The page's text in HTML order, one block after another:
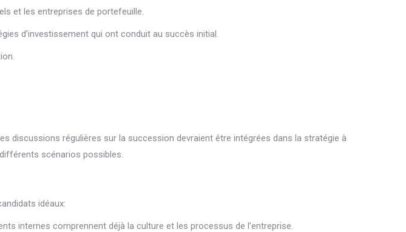
et les entreprises de portefeuille.
d’investissement qui ont conduit au succès initial.
discussions régulières sur la succession devraient être intégrées dans la stratégie à
scénarios possibles.
idéaux:
internes comprennent déjà la culture et les processus de l’entreprise.